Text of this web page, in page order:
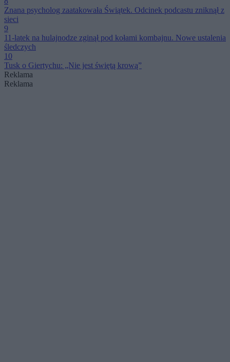
Znana psycholog zaatakowała Świątek. Odcinek podcastu zniknął z
sieci
9
11-latek na hulajnodze zginął pod kołami kombajnu. Nowe ustalenia
śledczych
10
Tusk o Giertychu: „Nie jest świętą krową”
Reklama
Reklama